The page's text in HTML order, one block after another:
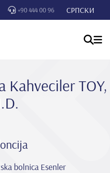
+90 444 00 96 СРПСКИ
Kahveci̇ler TOY,
bolnica Esenler